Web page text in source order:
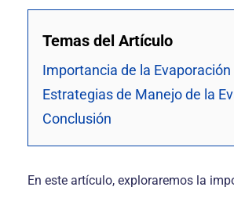
Temas del Artículo
Importancia de la
Estrategias de Manejo de la
Conclusión
En este artículo, exploraremos la